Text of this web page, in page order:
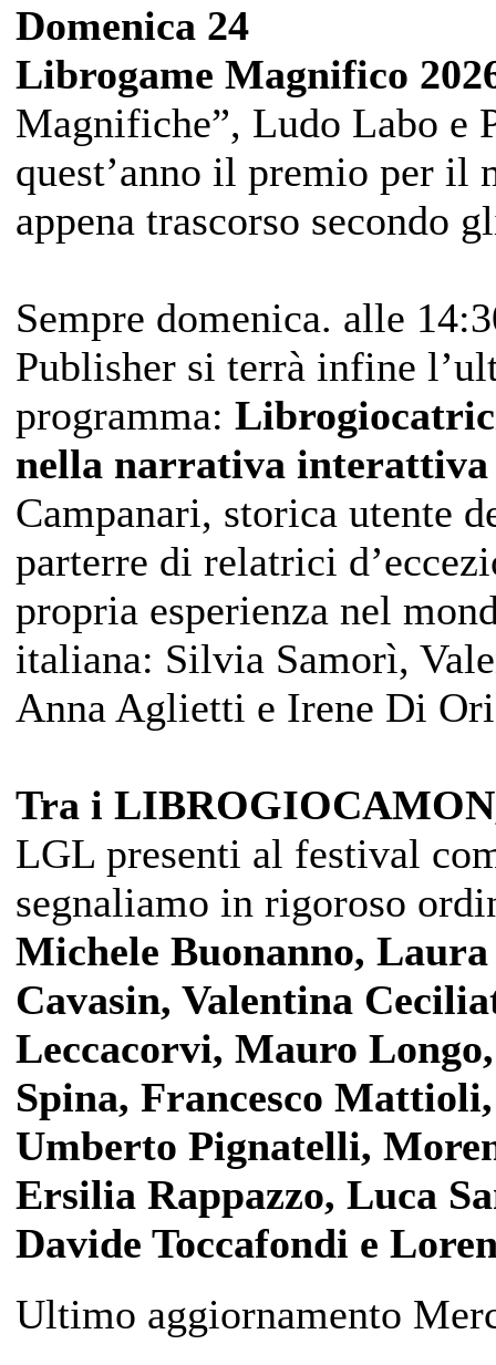
Domenica 24
Librogame Magnifico
Magnifiche”, Ludo Labo e
quest’anno il premio per
appena trascorso secondo
Sempre domenica. alle
Publisher si terrà infine
programma:
nella narrativa
Campanari, storica utente
parterre di relatrici
propria esperienza nel
italiana: Silvia Samorì,
Anna Aglietti e Irene Di
Tra i
LGL presenti al festival
segnaliamo in rigoroso
Michele Buonanno,
Cavasin, Valentina
Leccacorvi, Mauro
Spina, Francesco
Umberto Pignatelli,
Ersilia Rappazzo, Luca
Davide Toccafondi e
Ultimo aggiornamento